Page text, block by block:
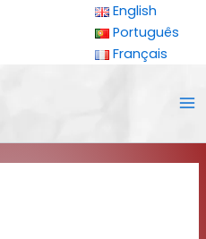
English
Português
Français